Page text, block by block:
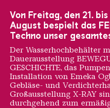
Von Freitag, den 21.
August bespielt das
Techno unser
Der Wasserhochbehälter
Dauerausstellung
GESCHICHTE, das
Installation von Emeka
Gebläse- und
Großausstellung X-RAY
durchgehend zum